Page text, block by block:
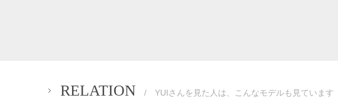
RELATION / YUIさんを見た人は、こんなモデルも見ています